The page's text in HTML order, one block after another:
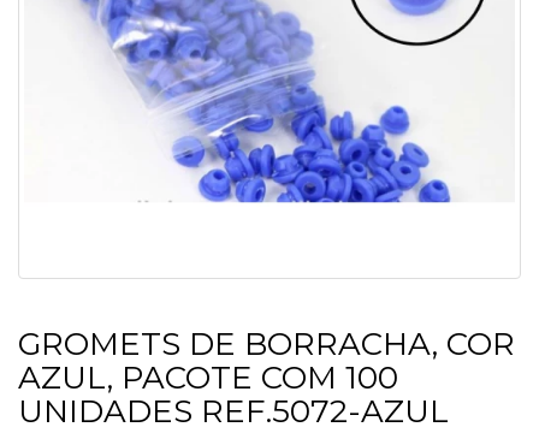
GROMETS DE BORRACHA, COR
AZUL, PACOTE COM 100
UNIDADES REF.5072-AZUL